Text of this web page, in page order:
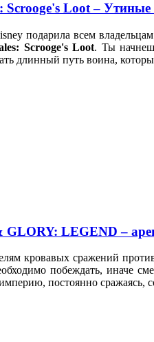
Scrooge's Loot –
подарила всем
Scrooge's Loot. Ты
длинный путь воина,
LEGEND –
кровавых сражений
побеждать, иначе
постоянно сражаясь,